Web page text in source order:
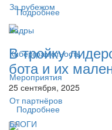
За рубежом
Кадры
Киберграмотность
Мероприятия
От партнёров
БЛОГИ
Подробнее
В тройку
бота и их
25 сентября, 2025
Подробнее